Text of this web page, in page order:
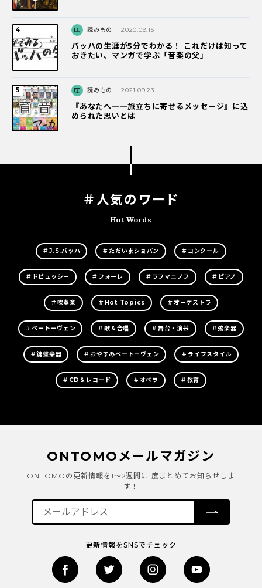
読みもの 2020.09.15
バッハの生涯が5分でわかる！ これだけは知って
おきたい、マンガで学ぶ「音楽の父」
読みもの 2021.09.23
『あなたへ――旅立ちに寄せるメッセージ』に込
められた思いとは
＃人気のワード
Hot Words
＃J.S.バッハ ＃ただいまショパン ＃コンクール
＃ドビュッシー ＃フォーレ ＃ラフマニノフ ＃ピアノ
＃吹奏楽 ＃Hot Topics ＃オーケストラ
＃ベートーヴェン ＃歌＆合唱 ＃舞台・演芸 ＃弦楽器
＃鍵盤楽器 ＃おやすみベートーヴェン ＃ライフスタイル
＃CD＆レコード ＃オペラ ＃教育
ONTOMOメールマガジン
ONTOMOの更新情報を1～2週間に1度まとめてお知らせしま
す！
更新情報をSNSでチェック